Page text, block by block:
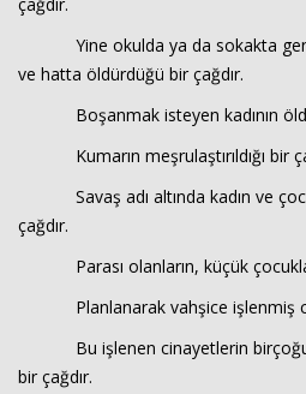
Yine okulda ya da sokakta
ve hatta öldürdüğü bir çağdır.
Boşanmak isteyen kadının
Kumarın meşrulaştırıldığı bir
Savaş adı altında kadın ve
çağdır.
Parası olanların, küçük
Planlanarak vahşice işlenmiş
Bu işlenen cinayetlerin
bir çağdır.